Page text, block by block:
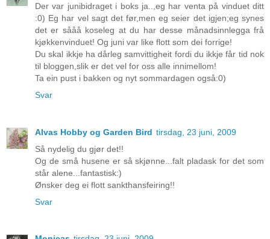
Der var junibidraget i boks ja..,eg har venta på vinduet ditt
:0) Eg har vel sagt det før,men eg seier det igjen;eg synes
det er sååå koseleg at du har desse månadsinnlegga frå
kjøkkenvinduet! Og juni var like flott som dei forrige!
Du skal ikkje ha dårleg samvittigheit fordi du ikkje får tid nok
til bloggen,slik er det vel for oss alle innimellom!
Ta ein pust i bakken og nyt sommardagen også:0)
Svar
Alvas Hobby og Garden Bird tirsdag, 23 juni, 2009
Så nydelig du gjør det!!
Og de små husene er så skjønne...falt pladask for det som
står alene...fantastisk:)
Ønsker deg ei flott sankthansfeiring!!
Svar